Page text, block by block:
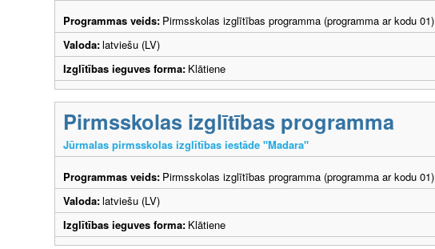
Programmas veids: Pirmsskolas izglītības programma (programma ar kodu 01)
Valoda:latviešu (LV)
Izglītības ieguves forma: Klātiene
Pirmsskolas izglītības programma
Jūrmalas pirmsskolas izglītības iestāde "Madara"
Programmas veids: Pirmsskolas izglītības programma (programma ar kodu 01)
Valoda:latviešu (LV)
Izglītības ieguves forma: Klātiene